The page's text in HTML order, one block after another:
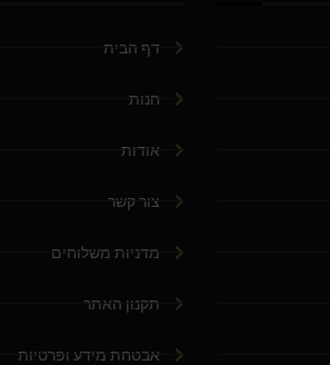
דף הבית
חנות
אודות
צור קשר
מדניות משלוחים
תקנון האתר
אבטחת מידע ופרטיות